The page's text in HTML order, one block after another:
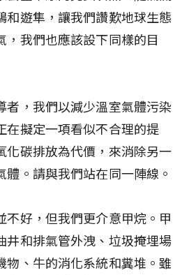
和遊隼，讓我們讚歎地球生態
，我們也應該設下同樣的目
者，我們以減少溫室氣體污染
在擬定一項看似不合理的提
化碳排放為代價，來消除另一
。請與我們站在同一陣線。
不好，但我們更介意甲烷。甲
井和排氣管外洩、垃圾掩埋場
物、牛的消化系統和糞堆。雖